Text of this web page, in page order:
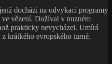
dochází na odvykací programy
vězení. Dožíval v nuzném
prakticky nevycházel. Umírá
krátkého evropského turné.